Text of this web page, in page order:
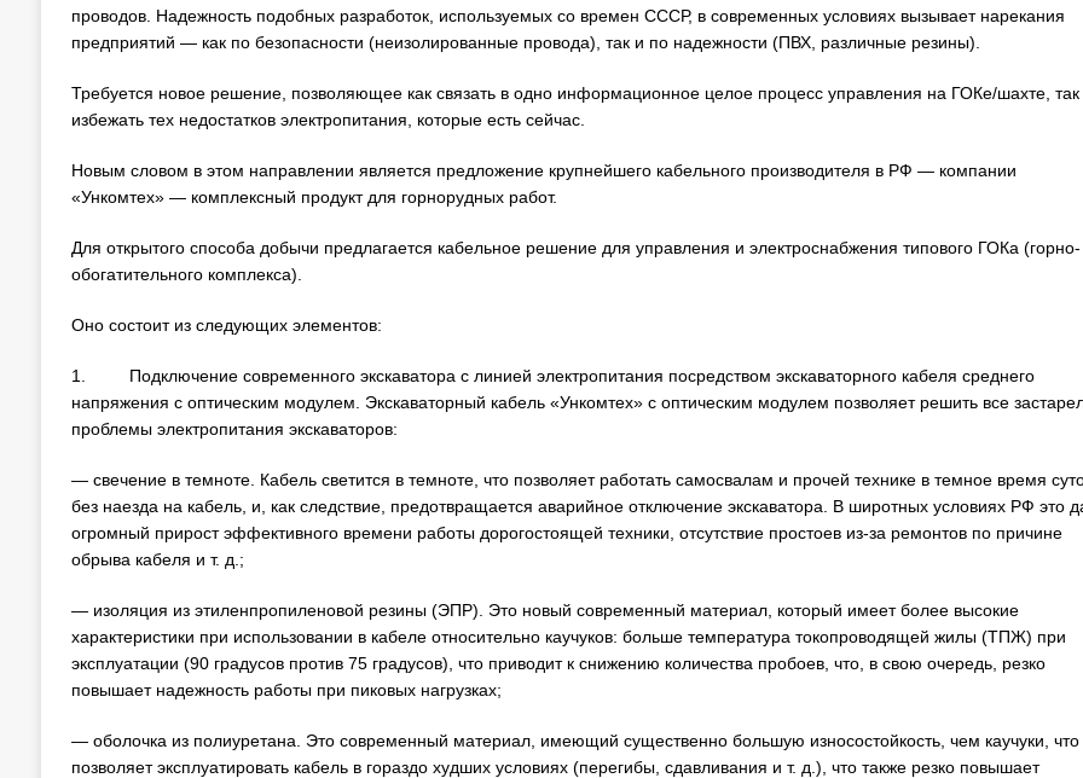
проводов. Надежность подобных разработок, используемых со времен СССР, в современных условиях вызывает нарекания
предприятий — как по безопасности (неизолированные провода), так и по надежности (ПВХ, различные резины).
Требуется новое решение, позволяющее как связать в одно информационное целое процесс управления на ГОКе/шахте, так
избежать тех недостатков электропитания, которые есть сейчас.
Новым словом в этом направлении является предложение крупнейшего кабельного производителя в РФ — компании
«Ункомтех» — комплексный продукт для горнорудных работ.
Для открытого способа добычи предлагается кабельное решение для управления и электроснабжения типового ГОКа (горно-
обогатительного комплекса).
Оно состоит из следующих элементов:
1. Подключение современного экскаватора с линией электропитания посредством экскаваторного кабеля среднего
напряжения с оптическим модулем. Экскаваторный кабель «Ункомтех» с оптическим модулем позволяет решить все
проблемы электропитания экскаваторов:
— свечение в темноте. Кабель светится в темноте, что позволяет работать самосвалам и прочей технике в темное время
без наезда на кабель, и, как следствие, предотвращается аварийное отключение экскаватора. В широтных условиях РФ это
огромный прирост эффективного времени работы дорогостоящей техники, отсутствие простоев из-за ремонтов по причине
обрыва кабеля и т. д.;
— изоляция из этиленпропиленовой резины (ЭПР). Это новый современный материал, который имеет более высокие
характеристики при использовании в кабеле относительно каучуков: больше температура токопроводящей жилы (ТПЖ) при
эксплуатации (90 градусов против 75 градусов), что приводит к снижению количества пробоев, что, в свою очередь, резко
повышает надежность работы при пиковых нагрузках;
— оболочка из полиуретана. Это современный материал, имеющий существенно большую износостойкость, чем каучуки, что
позволяет эксплуатировать кабель в гораздо худших условиях (перегибы, сдавливания и т. д.), что также резко повышает